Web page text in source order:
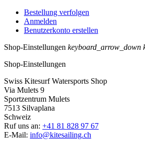
Bestellung verfolgen
Anmelden
Benutzerkonto erstellen
Shop-Einstellungen keyboard_arrow_down
Shop-Einstellungen
Swiss Kitesurf Watersports Shop
Via Mulets 9
Sportzentrum Mulets
7513 Silvaplana
Schweiz
Ruf uns an: +41 81 828 97 67
E-Mail: info@kitesailing.ch